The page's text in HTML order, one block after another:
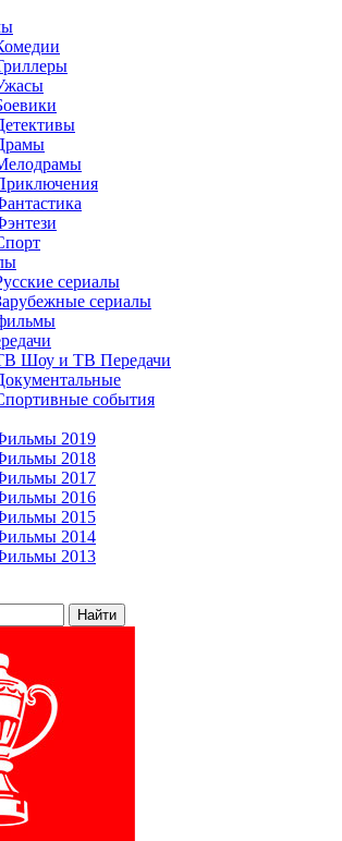
сериалы
сериалы
Шоу и ТВ Передачи
события
2019
2018
2017
2016
2015
2014
2013
Найти